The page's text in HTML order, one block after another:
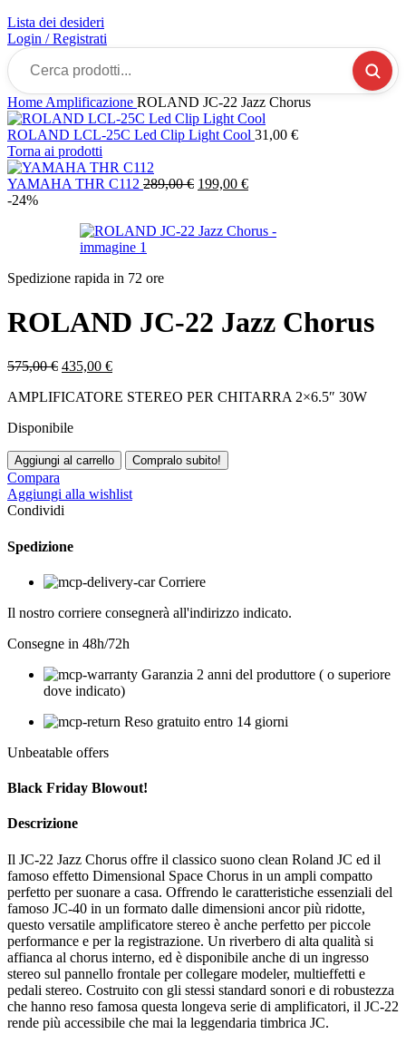
Lista dei desideri
Login / Registrati
Cerca
prodotti...
Home Amplificazione ROLAND JC-22 Jazz Chorus
ROLAND LCL-25C Led Clip Light Cool 31,00 €
Torna ai prodotti
YAMAHA THR C112 289,00€ Il
era:
199,00 €Il
è:
-24%
Spedizione rapida in 72 ore
ROLAND JC-22 Jazz Chorus
575,00€ Il
originale
575,00 €.
435,00 €Il
attuale
AMPLIFICATORE STEREO PER CHITARRA 2×6.5″ 30W
Disponibile
ROLAND
JC-
22
Jazz
quantità
Aggiungi al carrello Compralo subito!
Compara
Aggiungi alla wishlist
Condividi
Spedizione
Corriere
Il nostro corriere consegnerà all'indirizzo indicato.
Consegne in 48h/72h
Garanzia 2 anni del produttore ( o superiore
dove indicato)
Reso gratuito entro 14 giorni
Unbeatable offers
Black Friday Blowout!
Descrizione
Il JC-22 Jazz Chorus offre il classico suono clean Roland JC ed il
famoso effetto Dimensional Space Chorus in un ampli compatto
perfetto per suonare a casa. Offrendo le caratteristiche essenziali del
famoso JC-40 in un formato dalle dimensioni ancor più ridotte,
questo versatile amplificatore stereo è anche perfetto per piccole
performance e per la registrazione. Un riverbero di alta qualità si
affianca al chorus interno, ed è disponibile anche di un ingresso
stereo sul pannello frontale per collegare modeler, multieffetti e
pedali stereo. Costruito con gli stessi standard sonori e di robustezza
che hanno reso famosa questa longeva serie di amplificatori, il JC-22
rende più accessibile che mai la leggendaria timbrica JC.